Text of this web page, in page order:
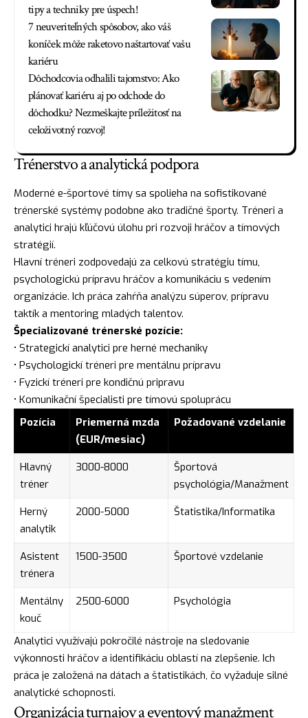
tipy a techniky pre úspech!
7 neuveriteľných spôsobov, ako váš
koníček môže raketovo naštartovať vašu
kariéru
Dôchodcovia odhalili tajomstvo: Ako
plánovať kariéru aj po odchode do
dôchodku? Nezmeškajte príležitosť na
celoživotný rozvoj!
Trénerstvo a analytická podpora
Moderné e-športové tímy sa spolieha na sofistikované
trénerské systémy podobne ako tradičné športy. Tréneri a
analytici hrajú kľúčovú úlohu pri rozvoji hráčov a tímových
stratégií.
Hlavní tréneri zodpovedajú za celkovú stratégiu tímu,
psychologickú prípravu hráčov a komunikáciu s vedením
organizácie. Ich práca zahŕňa analýzu súperov, prípravu
taktík a mentoring mladých talentov.
Špecializované trénerské pozície:
• Strategickí analytici pre herné mechaniky
• Psychologickí tréneri pre mentálnu prípravu
• Fyzickí tréneri pre kondičnú pripravu
• Komunikační špecialisti pre tímovú spoluprácu
Pozícia
Priemerná mzda
(EUR/mesiac)
Požadované vzdelanie
Hlavný
tréner
3000-8000
Športová
psychológia/Manažment
Herný
analytik
2000-5000 Štatistika/Informatika
Asistent
trénera
1500-3500 Športové vzdelanie
Mentálny
kouč
2500-6000 Psychológia
Analytici využívajú pokročilé nástroje na sledovanie
výkonnosti hráčov a identifikáciu oblastí na zlepšenie. Ich
práca je založená na dátach a štatistikách, čo vyžaduje silné
analytické schopnosti.
Organizácia turnajov a eventový manažment